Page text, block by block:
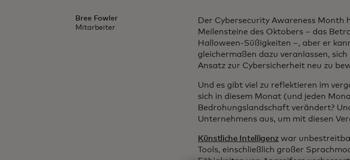
Bree Fowler
Mitarbeiter
Der Cybersecurity Awareness Month
Meilensteine des Oktobers – das
Halloween-Süßigkeiten –, aber er
gleichermaßen dazu veranlassen,
Ansatz zur Cybersicherheit neu zu
Und es gibt viel zu reflektieren im
sich in diesem Monat (und jeden
Bedrohungslandschaft verändert?
Unternehmens aus, um mit diesen
Künstliche Intelligenzwar
Tools, einschließlich großer